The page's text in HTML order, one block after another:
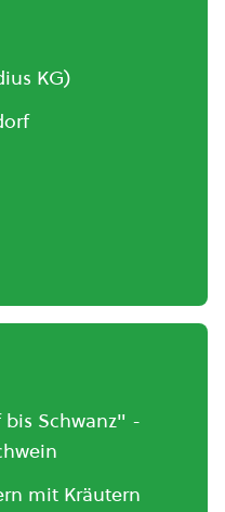
KG)
Schwanz" -
mit Kräutern